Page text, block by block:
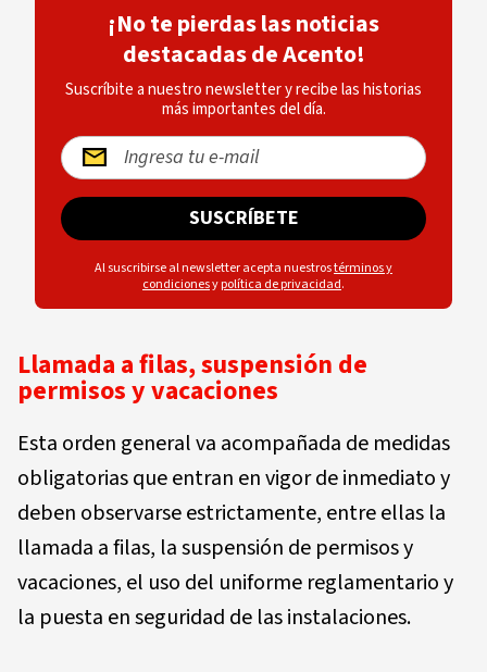
¡No te pierdas las noticias
destacadas de Acento!
Suscríbite a nuestro newsletter y recibe las historias
más importantes del día.
SUSCRÍBETE
Al suscribirse al newsletter acepta nuestrostérminos y
condicionesypolítica de privacidad.
Llamada a filas, suspensión de
permisos y vacaciones
Esta orden general va acompañada de medidas
obligatorias que entran en vigor de inmediato y
deben observarse estrictamente, entre ellas la
llamada a filas, la suspensión de permisos y
vacaciones, el uso del uniforme reglamentario y
la puesta en seguridad de las instalaciones.